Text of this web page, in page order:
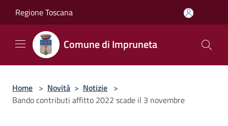
Regione Toscana
Comune di Impruneta
Home > Novità > Notizie >
Bando contributi affitto 2022 scade il 3 novembre